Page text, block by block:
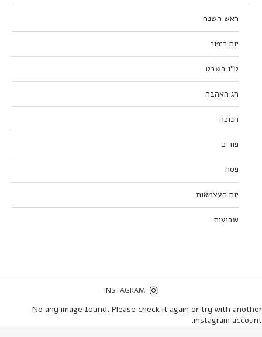
ראש השנה
יום כיפור
ט”ו בשבט
חג האהבה
חנוכה
פורים
פסח
יום העצמאות
שבועות
INSTAGRAM
No any image found. Please check it again or try with another
instagram account.